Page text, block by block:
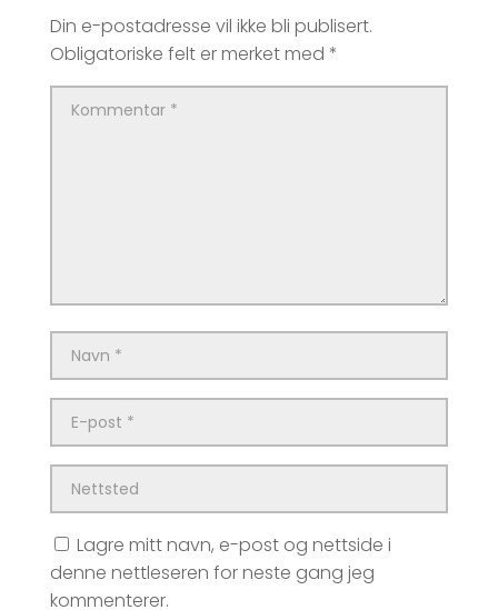
Din e-postadresse vil ikke bli publisert.
Obligatoriske felt er merket med *
Lagre mitt navn, e-post og nettside i
denne nettleseren for neste gang jeg
kommenterer.